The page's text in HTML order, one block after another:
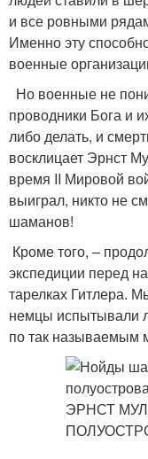
и все ровными
Именно эту
военные
Но военные не
проводники Бога и
либо делать, и
восклицает Эрнст
время II Мировой
выиграл, никто не
шаманов!
Кроме того, –
экспедиции перед
тарелках Гитлера.
немцы испытывали
по так называемым